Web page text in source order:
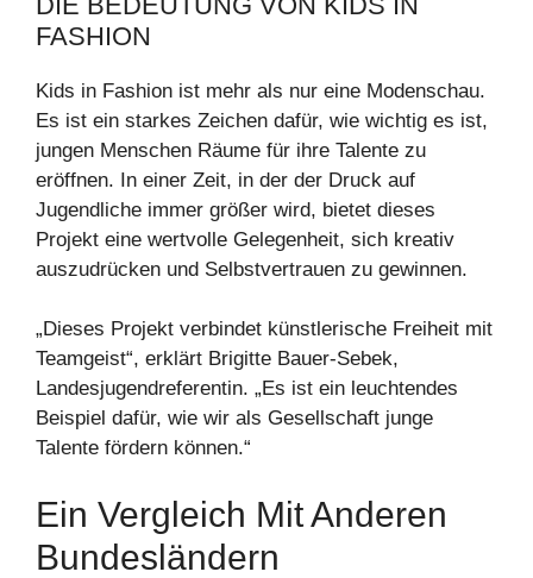
FASHION
Kids in Fashion ist mehr als nur eine Modenschau.
Es ist ein starkes Zeichen dafür, wie wichtig es ist,
jungen Menschen Räume für ihre Talente zu
eröffnen. In einer Zeit, in der der Druck auf
Jugendliche immer größer wird, bietet dieses
Projekt eine wertvolle Gelegenheit, sich kreativ
auszudrücken und Selbstvertrauen zu gewinnen.
„Dieses Projekt verbindet künstlerische Freiheit mit
Teamgeist“, erklärt Brigitte Bauer-Sebek,
Landesjugendreferentin. „Es ist ein leuchtendes
Beispiel dafür, wie wir als Gesellschaft junge
Talente fördern können.“
Ein Vergleich Mit Anderen
Bundesländern